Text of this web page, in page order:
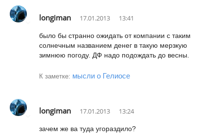
longiman 17.01.2013 13:41
было бы странно ожидать от компании с таким
солнечным названием денег в такую мерзкую
зимнюю погоду. ДФ надо подождать до весны.
К заметке: мысли о Гелиосе
longiman 17.01.2013 13:24
зачем же ва туда угораздило?